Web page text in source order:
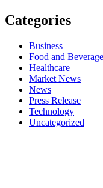
Categories
Business
Food and Beverage
Healthcare
Market News
News
Press Release
Technology
Uncategorized